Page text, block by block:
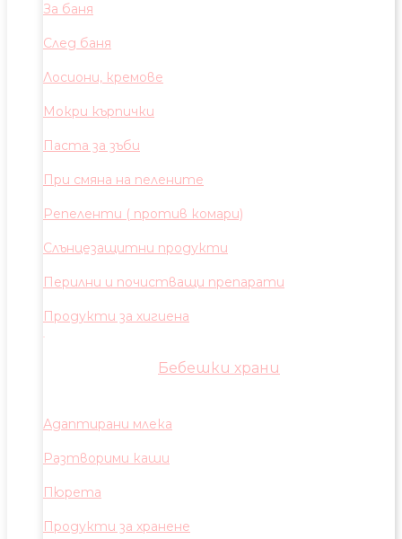
За баня
След баня
Лосиони, кремове
Мокри кърпички
Паста за зъби
При смяна на пелените
Репеленти ( против комари)
Слънцезащитни продукти
Перилни и почистващи препарати
Продукти за хигиена
Бебешки храни
Адаптирани млека
Разтворими каши
Пюрета
Продукти за хранене